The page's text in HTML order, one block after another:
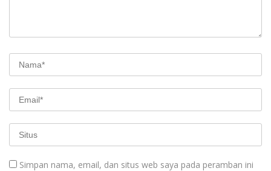
Simpan nama, email, dan situs web saya pada peramban ini